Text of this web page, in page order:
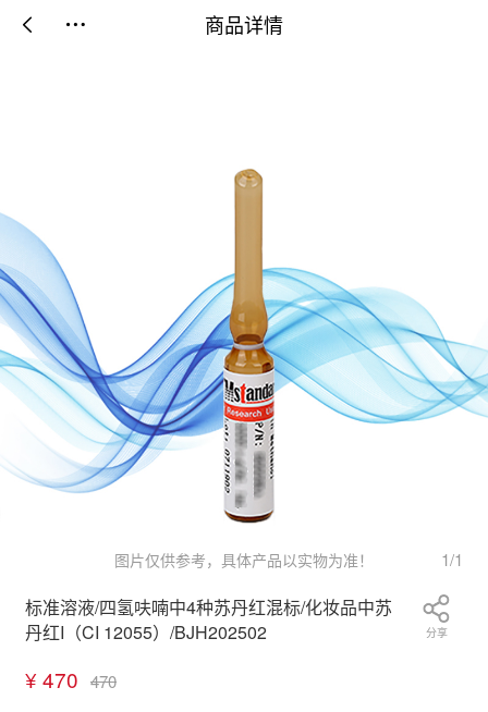
商品详情
 
图片仅供参考，具体产品以实物为准！ 1/1
标准溶液/四氢呋喃中4种苏丹红混标/化妆品中苏
丹红I（CI 12055）/BJH202502
¥ 470 470
分享